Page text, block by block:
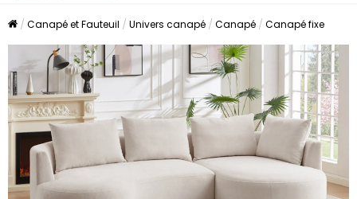
Canapé et Fauteuil Univers canapé Canapé Canapé fixe